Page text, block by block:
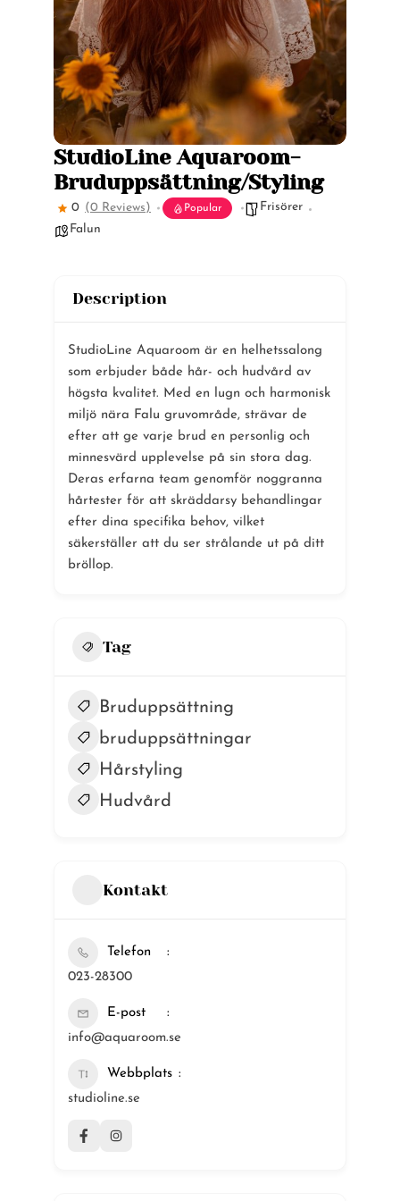
StudioLine Aquaroom-
Bruduppsättning/Styling
0 (0 Reviews) Popular
Frisörer
Falun
Description
StudioLine Aquaroom är en helhetssalong
som erbjuder både hår- och hudvård av
högsta kvalitet. Med en lugn och harmonisk
miljö nära Falu gruvområde, strävar de
efter att ge varje brud en personlig och
minnesvärd upplevelse på sin stora dag.
Deras erfarna team genomför noggranna
hårtester för att skräddarsy behandlingar
efter dina specifika behov, vilket
säkerställer att du ser strålande ut på ditt
bröllop.
Tag
Bruduppsättning
bruduppsättningar
Hårstyling
Hudvård
Kontakt
Telefon
023-28300
E-post
info@aquaroom.se
Webbplats
studioline.se